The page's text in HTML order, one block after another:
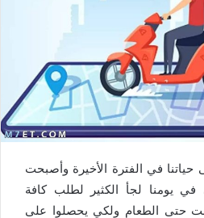
في الفترة الأخيرة وأصبحت
في يومنا لجأ الكثير لطلب كافة
حتى الطعام ولكي يحصلوا على